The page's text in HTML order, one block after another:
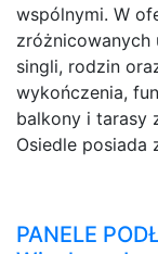
wspólnymi. W
zróżnicowanych
singli, rodzin
wykończenia,
balkony i tarasy
Osiedle posiada
PANELE